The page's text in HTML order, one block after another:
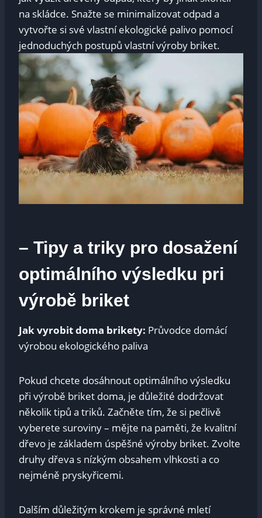
na skládce. Snažte se minimalizovat odpad a
vytvořte si své vlastní ekologické palivo pomocí
jednoduchých postupů vlastní výroby briket.
– Tipy a triky pro dosažení
optimálního výsledku pri
výrobě briket
Jak vyrobit doma brikety: Průvodce domácí
výrobou ekologického paliva
Pokud chcete dosáhnout optimálního výsledku
při výrobě briket doma, je důležité dodržovat
několik tipů a triků. Začněte tím, že si pečlivě
vyberete suroviny – mějte na paměti, že kvalitní
dřevo je základem úspěšné výroby briket. Zvolte
druhy dřeva s nízkým obsahem vlhkosti a co
nejméně pryskyřicemi.
Dalším důležitým krokem je správné mletí